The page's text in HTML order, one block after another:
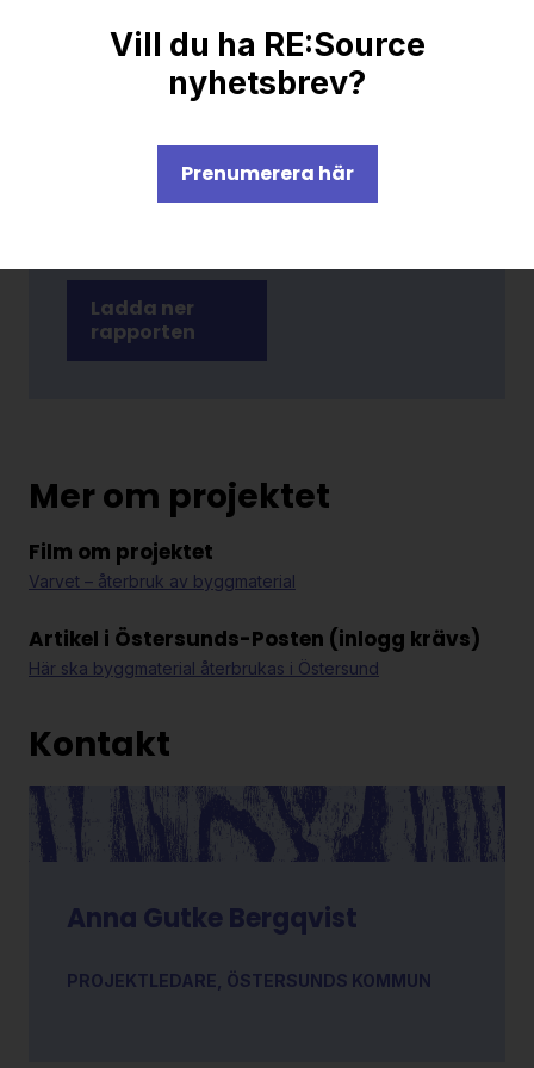
Slutrapport
Ladda ner
rapporten
Mer om projektet
Film om projektet
Varvet – återbruk av byggmaterial
Artikel i Östersunds-Posten (inlogg krävs)
Här ska byggmaterial återbrukas i Östersund
Kontakt
Anna Gutke Bergqvist
PROJEKTLEDARE, ÖSTERSUNDS KOMMUN
Vill du ha RE:Source
nyhetsbrev?
Prenumerera här